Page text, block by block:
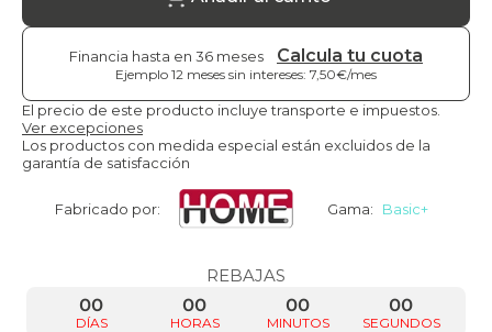
Financia hasta en 36 meses Calcula tu cuota
Ejemplo 12 meses sin intereses: 7,50€/mes
El precio de este producto incluye transporte e impuestos.
Ver excepciones
Los productos con medida especial están excluidos de la
garantía de satisfacción
Fabricado por: Gama: Basic+
REBAJAS
DÍAS
00
HORAS
00
MINUTOS
00
SEGUNDOS
00